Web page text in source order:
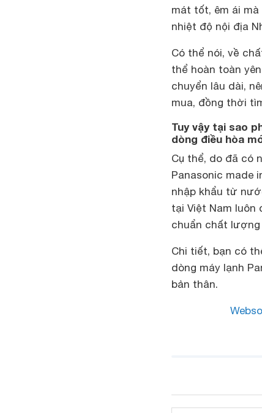
mát tốt, êm ái
nhiệt độ nội địa
Có thể nói, về
thể hoàn toàn
chuyển lâu dài,
mua, đồng thời
Tuy vậy tại sao
dòng điều hòa
Cụ thể, do đã có
Panasonic made
nhập khẩu từ
tại Việt Nam luôn
chuẩn chất lượng
Chi tiết, bạn có
dòng máy lạnh
bản thân.